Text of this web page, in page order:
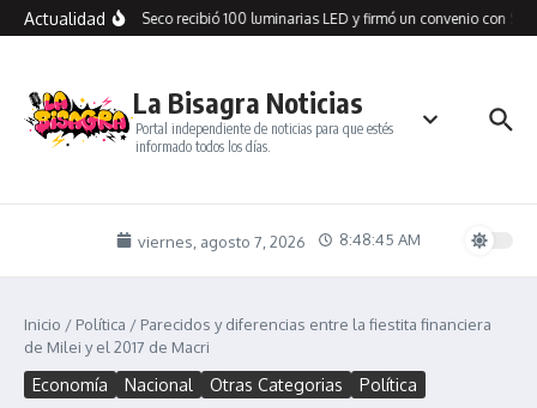
Saltar al contenido
ActualidadCañadón Seco recibió 100 luminarias LED y firmó un convenio con
La Bisagra Noticias
Portal independiente de noticias para que estés
informado todos los días.
viernes, agosto 7, 2026 8:48:46 AM
Inicio / Política / Parecidos y diferencias entre la fiestita financiera
de Milei y el 2017 de Macri
Economía Nacional Otras Categorias Política